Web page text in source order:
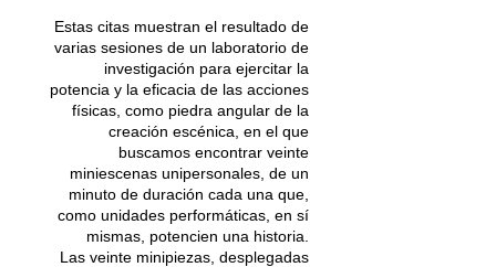
Estas citas muestran el resultado de
varias sesiones de un laboratorio de
investigación para ejercitar la
potencia y la eficacia de las acciones
físicas, como piedra angular de la
creación escénica, en el que
buscamos encontrar veinte
miniescenas unipersonales, de un
minuto de duración cada una que,
como unidades performáticas, en sí
mismas, potencien una historia.
Las veinte minipiezas, desplegadas